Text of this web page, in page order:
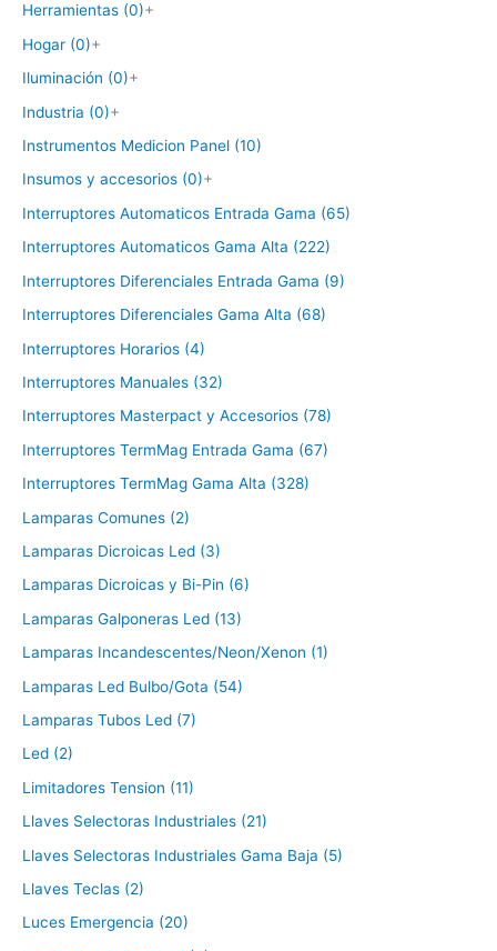
Herramientas (0)+
Hogar (0)+
Iluminación (0)+
Industria (0)+
Instrumentos Medicion Panel (10)
Insumos y accesorios (0)+
Interruptores Automaticos Entrada Gama (65)
Interruptores Automaticos Gama Alta (222)
Interruptores Diferenciales Entrada Gama (9)
Interruptores Diferenciales Gama Alta (68)
Interruptores Horarios (4)
Interruptores Manuales (32)
Interruptores Masterpact y Accesorios (78)
Interruptores TermMag Entrada Gama (67)
Interruptores TermMag Gama Alta (328)
Lamparas Comunes (2)
Lamparas Dicroicas Led (3)
Lamparas Dicroicas y Bi-Pin (6)
Lamparas Galponeras Led (13)
Lamparas Incandescentes/Neon/Xenon (1)
Lamparas Led Bulbo/Gota (54)
Lamparas Tubos Led (7)
Led (2)
Limitadores Tension (11)
Llaves Selectoras Industriales (21)
Llaves Selectoras Industriales Gama Baja (5)
Llaves Teclas (2)
Luces Emergencia (20)